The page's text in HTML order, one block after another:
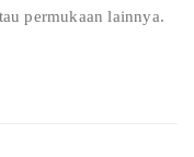
permukaan lainnya.